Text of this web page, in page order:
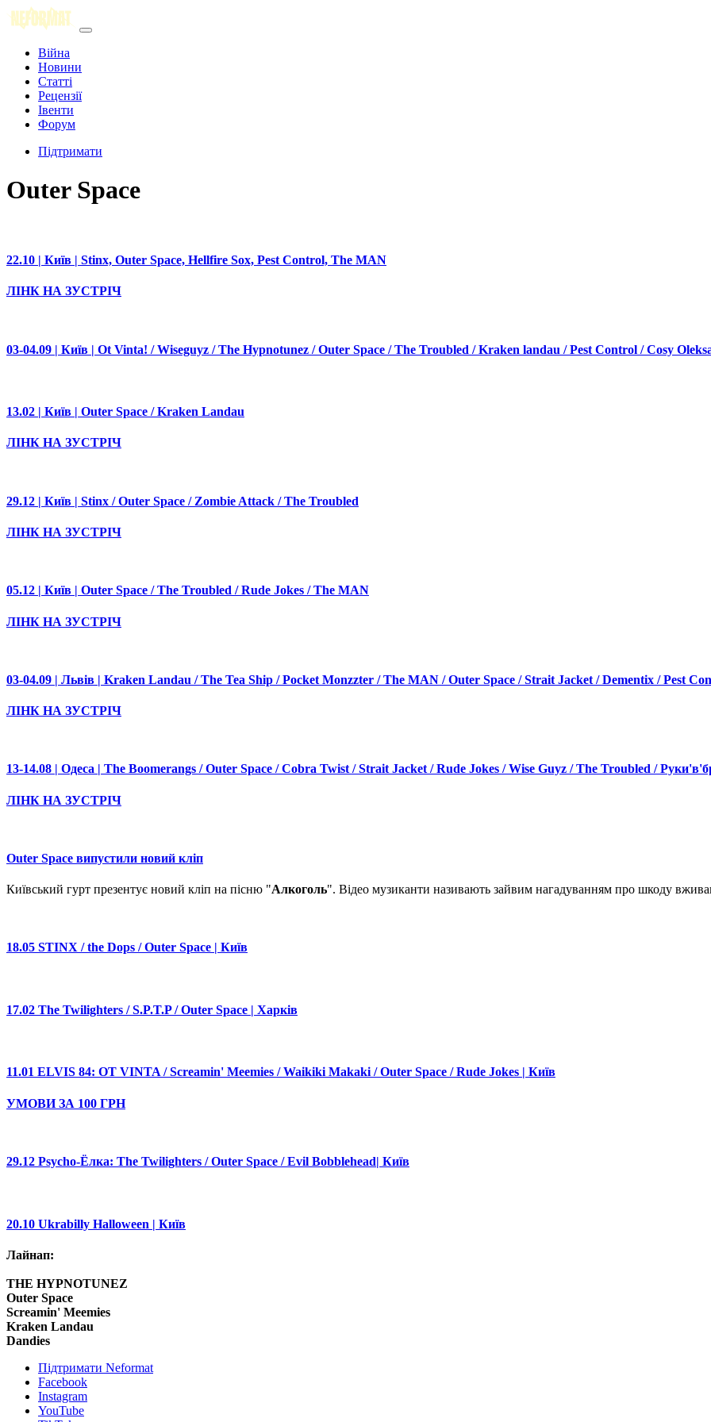
Війна
Новини
Статті
Рецензії
Івенти
Форум
Підтримати
Outer Space
22.10 | Київ | Stinx, Outer Space, Hellfire Sox, Pest Control, The MAN
ЛІНК НА ЗУСТРІЧ
03-04.09 | Київ | Ot Vinta! / Wiseguyz / The Hypnotunez / Outer Space / The Troubled / Kraken landau / Pest Control / Cosy
13.02 | Київ | Outer Space / Kraken Landau
ЛІНК НА ЗУСТРІЧ
29.12 | Київ | Stinx / Outer Space / Zombie Attack / The Troubled
ЛІНК НА ЗУСТРІЧ
05.12 | Київ | Outer Space / The Troubled / Rude Jokes / The MAN
ЛІНК НА ЗУСТРІЧ
03-04.09 | Львів | Kraken Landau / The Tea Ship / Poсket Monzzter / The MAN / Outer Space / Strait Jacket / Dementix / Pest
ЛІНК НА ЗУСТРІЧ
13-14.08 | Одеса | The Boomerangs / Outer Space / Cobra Twist / Strait Jacket / Rude Jokes / Wise Guyz / The Troubled /
ЛІНК НА ЗУСТРІЧ
Outer Space випустили новий кліп
Київський гурт презентує новий кліп на пісню "Алкоголь". Відео музиканти називають зайвим нагадуванням про шкоду
18.05 STINX / the Dops / Outer Space | Київ
17.02 The Twilighters / S.P.T.P / Outer Space | Харків
11.01 ELVIS 84: OT VINTA / Screamin' Meemies / Waikiki Makaki / Outer Space / Rude Jokes | Київ
УМОВИ ЗА 100 ГРН
29.12 Psycho-Ёлка: The Twilighters / Outer Space / Evil Bobblehead| Київ
20.10 Ukrabilly Halloween | Київ
Лайнап:
THE HYPNOTUNEZ
Outer Space
Screamin' Meemies
Kraken Landau
Dandies
Підтримати Neformat
Facebook
Instagram
YouTube